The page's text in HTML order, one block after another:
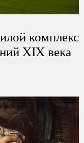
комплекс
XIX века